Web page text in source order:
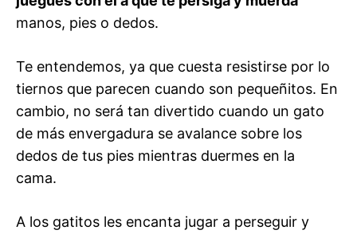
manos, pies o dedos.
Te entendemos, ya que cuesta resistirse por lo
tiernos que parecen cuando son pequeñitos. En
cambio, no será tan divertido cuando un gato
de más envergadura se avalance sobre los
dedos de tus pies mientras duermes en la
cama.
A los gatitos les encanta jugar a perseguir y